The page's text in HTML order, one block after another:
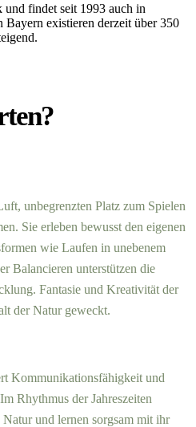
und findet seit 1993 auch in
existieren derzeit über 350
unbegrenzten Platz zum Spielen
Sie erleben bewusst den eigenen
wie Laufen in unebenem
Balancieren unterstützen die
Fantasie und Kreativität der
der Natur geweckt.
Kommunikationsfähigkeit und
Rhythmus der Jahreszeiten
und lernen sorgsam mit ihr